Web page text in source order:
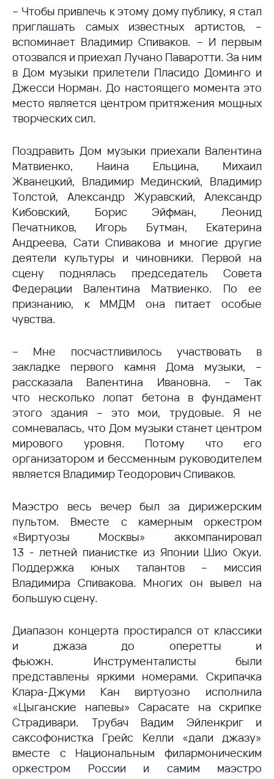
– Чтобы привлечь к этому дому публику, я стал
приглашать самых известных артистов, –
вспоминает Владимир Спиваков. – И первым
отозвался и приехал Лучано Паваротти. За ним
в Дом музыки прилетели Пласидо Доминго и
Джесси Норман. До настоящего момента это
место является центром притяжения мощных
творческих сил.
Поздравить Дом музыки приехали Валентина
Матвиенко, Наина Ельцина, Михаил
Жванецкий, Владимир Мединский, Владимир
Толстой, Александр Журавский, Александр
Кибовский, Борис Эйфман, Леонид
Печатников, Игорь Бутман, Екатерина
Андреева, Сати Спивакова и многие другие
деятели культуры и чиновники. Первой на
сцену поднялась председатель Совета
Федерации Валентина Матвиенко. По ее
признанию, к ММДМ она питает особые
чувства.
– Мне посчастливилось участвовать в
закладке первого камня Дома музыки, –
рассказала Валентина Ивановна. – Так
что несколько лопат бетона в фундамент
этого здания – это мои, трудовые. Я не
сомневалась, что Дом музыки станет центром
мирового уровня. Потому что его
организатором и бессменным руководителем
является Владимир Теодорович Спиваков.
Маэстро весь вечер был за дирижерским
пультом. Вместе с камерным оркестром
«Виртуозы Москвы» аккомпанировал
13 - летней пианистке из Японии Шио Окуи.
Поддержка юных талантов – миссия
Владимира Спивакова. Многих он вывел на
большую сцену.
Диапазон концерта простирался от классики
и джаза до оперетты и
фьюжн. Инструменталисты были
представлены яркими номерами. Скрипачка
Клара-Джуми Кан виртуозно исполнила
«Цыганские напевы» Сарасате на скрипке
Страдивари. Трубач Вадим Эйленкриг и
саксофонистка Грейс Келли «дали джазу»
вместе с Национальным филармоническим
оркестром России и самим маэстро